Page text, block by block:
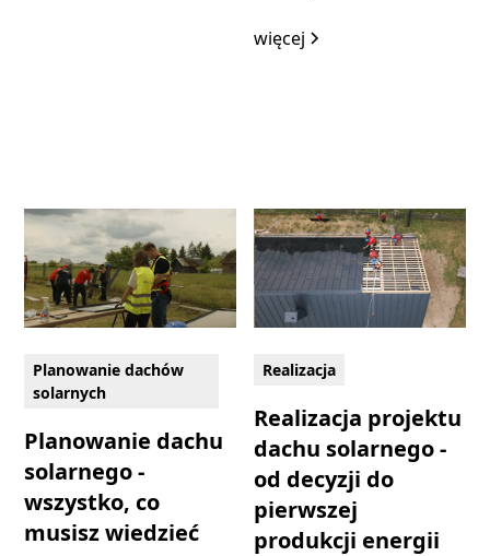
więcej
Planowanie dachów
solarnych
Planowanie dachu
solarnego -
wszystko, co
musisz wiedzieć
Realizacja
Realizacja projektu
dachu solarnego -
od decyzji do
pierwszej
produkcji energii